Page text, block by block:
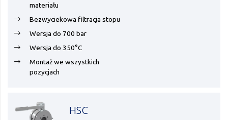
materiału
Bezwyciekowa filtracja stopu
Wersja do 700 bar
Wersja do 350°C
Montaż we wszystkich
pozycjach
HSC